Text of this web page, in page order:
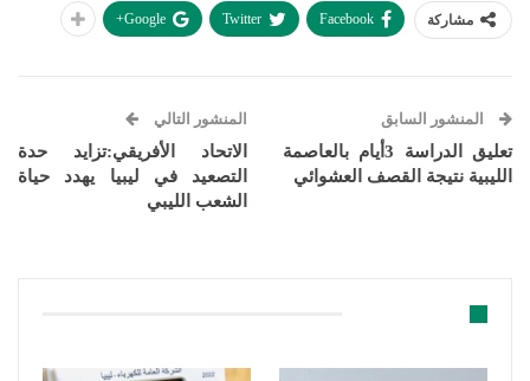
مشاركة Facebook
Twitter
Google+
المنشور السابق
تعليق الدراسة 3أيام بالعاصمة
الليبية نتيجة القصف العشوائي
المنشور التالي
الاتحاد الأفريقي:تزايد حدة
التصعيد في ليبيا يهدد حياة
الشعب الليبي